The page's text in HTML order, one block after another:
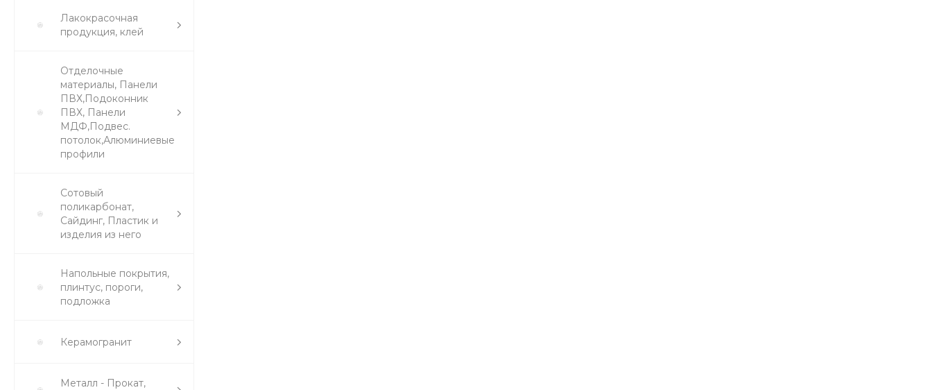
Лакокрасочная
продукция, клей
Отделочные
материалы, Панели
ПВХ,Подоконник
ПВХ, Панели
МДФ,Подвес.
потолок,Алюминиевые
профили
Сотовый
поликарбонат,
Сайдинг, Пластик и
изделия из него
Напольные покрытия,
плинтус, пороги,
подложка
Керамогранит
Металл - Прокат,